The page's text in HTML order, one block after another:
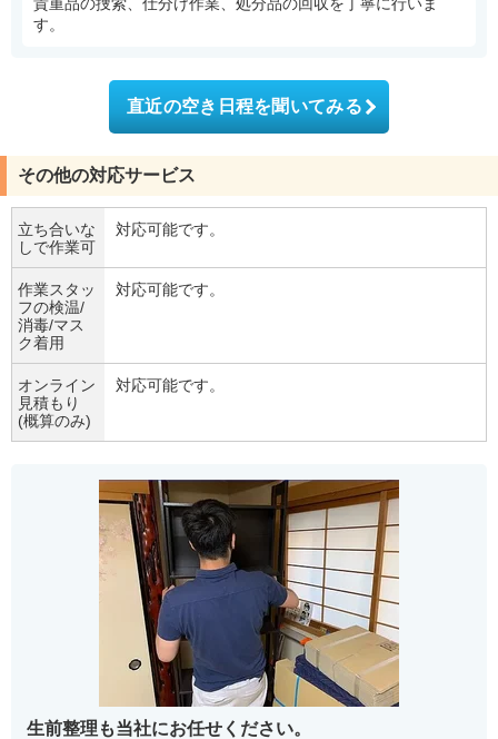
す。
直近の空き日程を聞いてみる
その他の対応サービス
立ち合いな
しで作業可
対応可能です。
作業スタッ
フの検温/
消毒/マス
ク着用
対応可能です。
オンライン
見積もり
(概算のみ)
対応可能です。
生前整理も当社にお任せください。